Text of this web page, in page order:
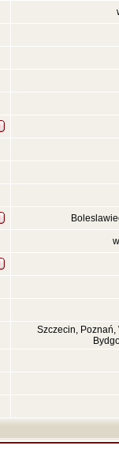
Szczecin, Poznań,